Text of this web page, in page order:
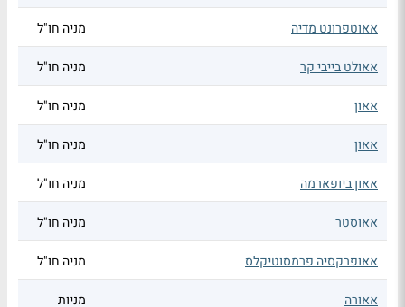
אאוטפרונט מדיה מניה חו"ל
אאולט בייבי קר מניה חו"ל
אאון מניה חו"ל
אאון מניה חו"ל
אאון ביופארמה מניה חו"ל
אאוסטר מניה חו"ל
אאופרקסיה פרמסוטיקלס מניה חו"ל
אאורה מניות